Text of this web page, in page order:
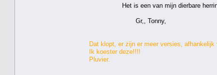
Het is een van mijn dierbare
Gr,, Tonny,
Dat klopt, er zijn er meer versies,
Ik koester deze!!!!
Pluvier.